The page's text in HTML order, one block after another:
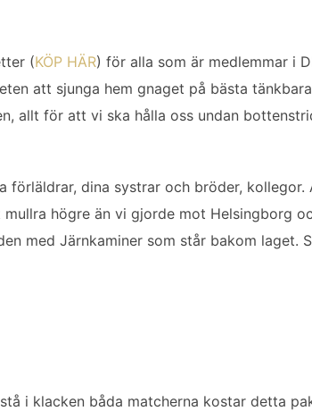
(KÖP HÄR) för alla som är medlemmar i
att sjunga hem gnaget på bästa
allt för att vi ska hålla oss undan
dina systrar och bröder, kollegor.
högre än vi gjorde mot Helsingborg
med Järnkaminer som står bakom laget.
i klacken båda matcherna kostar detta